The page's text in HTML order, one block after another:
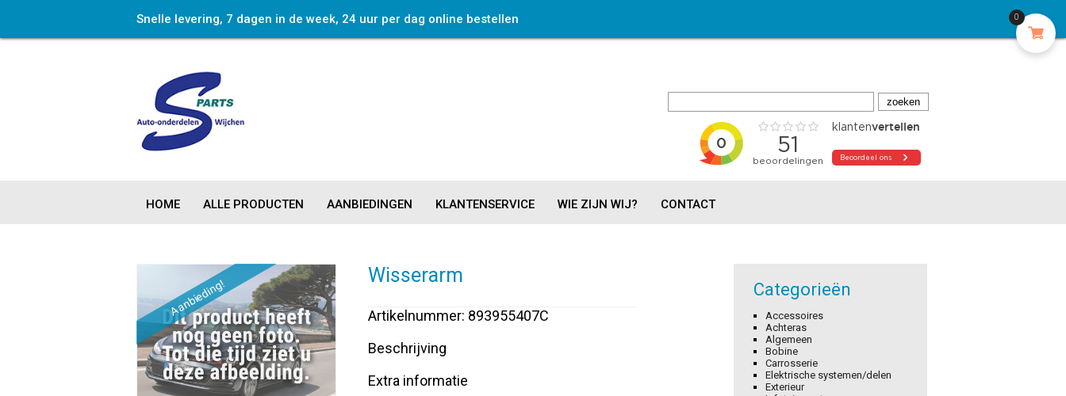
Snelle levering, 7 dagen in de week, 24 uur per dag online bestellen
HOME ALLE PRODUCTEN AANBIEDINGEN KLANTENSERVICE WIE ZIJN WIJ? CONTACT
Aanbieding!
Wisserarm
Artikelnummer: 893955407C
Beschrijving
Extra informatie
Categorieën
Accessoires
Achteras
Algemeen
Bobine
Carrosserie
Elektrische systemen/delen
Exterieur
0